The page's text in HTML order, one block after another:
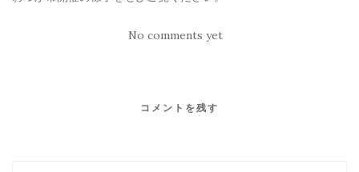
No comments yet
コメントを残す